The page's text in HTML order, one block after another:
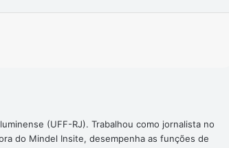
(UFF-RJ). Trabalhou como jornalista no
do Mindel Insite, desempenha as funções de